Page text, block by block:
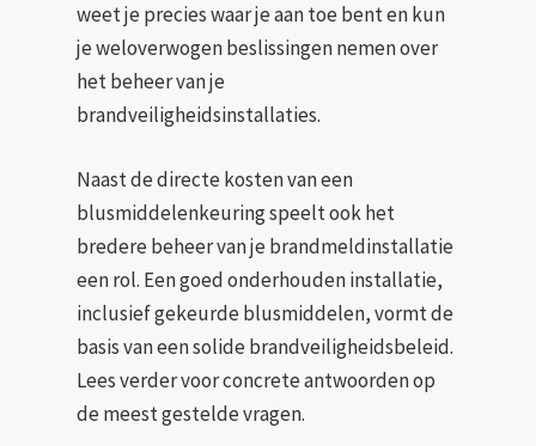
weet je precies waar je aan toe bent en kun
je weloverwogen beslissingen nemen over
het beheer van je
brandveiligheidsinstallaties.
Naast de directe kosten van een
blusmiddelenkeuring speelt ook het
bredere beheer van je brandmeldinstallatie
een rol. Een goed onderhouden installatie,
inclusief gekeurde blusmiddelen, vormt de
basis van een solide brandveiligheidsbeleid.
Lees verder voor concrete antwoorden op
de meest gestelde vragen.